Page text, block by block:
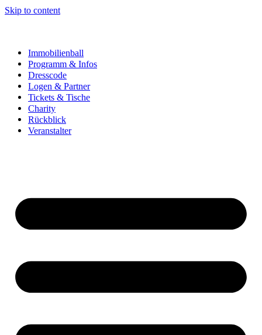
Skip to content
Immobilienball
Programm & Infos
Dresscode
Logen & Partner
Tickets & Tische
Charity
Rückblick
Veranstalter